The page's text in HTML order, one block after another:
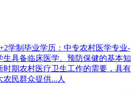
学制毕业学历：中专农村医学专业-
具备临床医学、预防保健的基本知
时期农村医疗卫生工作的需要，具有
民群众提供...人